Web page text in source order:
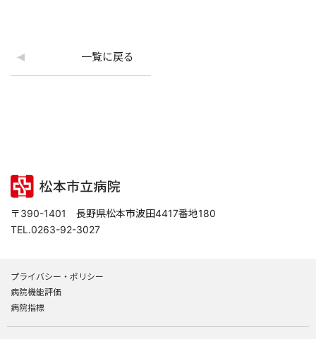
一覧に戻る
〒390-1401 長野県松本市波田4417番地180
TEL.0263-92-3027
プライバシー・ポリシー
病院機能評価
病院指標